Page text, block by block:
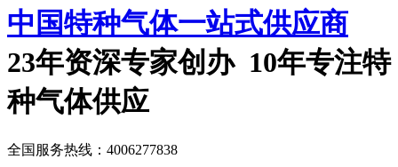
中国特种气体一站式供应商
23年资深专家创办 10年专注特
种气体供应
全国服务热线： 4006277838